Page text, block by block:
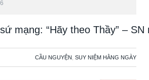
mạng: “Hãy theo Thầy” – SN
CẦU NGUYỆN SUY NIỆM HẰNG NGÀY